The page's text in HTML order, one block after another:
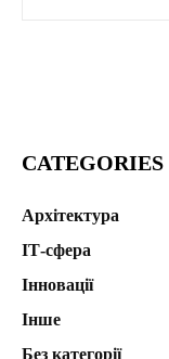
CATEGORIES
Архітектура
ІТ-сфера
Інновації
Інше
Без категорії